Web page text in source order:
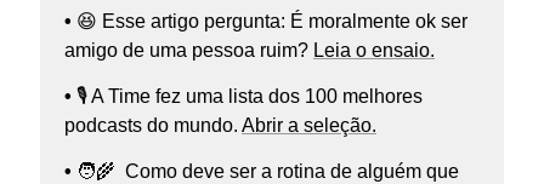
• 😆 Esse artigo pergunta: É moralmente ok ser
amigo de uma pessoa ruim? Leia o ensaio.
• 🎙️ A Time fez uma lista dos 100 melhores
podcasts do mundo. Abrir a seleção.
• 🧑‍🌾 Como deve ser a rotina de alguém que